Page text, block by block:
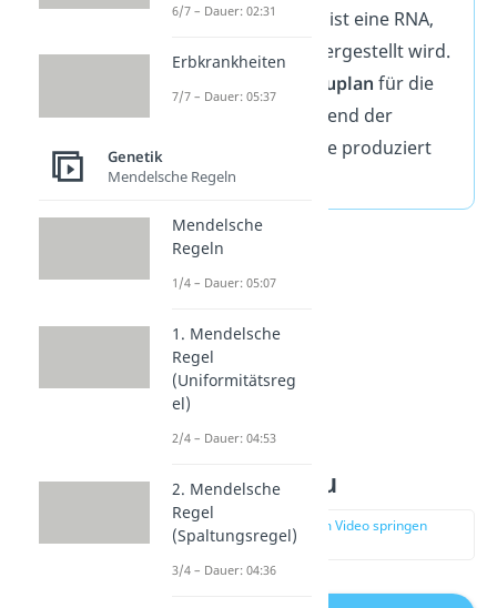
RNA=Boten-RNA
) ist eine RNA,
die aus der DNA hergestellt wird.
Bauplan für die
Proteine, die während der
Proteinbiosynthese produziert
werden.
mRNA Aufbau
zur Stelle im Video springen
(01:18)
6/7 – Dauer: 02:31
Erbkrankheiten
7/7 – Dauer: 05:37
Genetik
Mendelsche Regeln
Mendelsche
Regeln
1/4 – Dauer: 05:07
1. Mendelsche
Regel
(Uniformitätsreg
el)
2/4 – Dauer: 04:53
2. Mendelsche
Regel
(Spaltungsregel)
3/4 – Dauer: 04:36